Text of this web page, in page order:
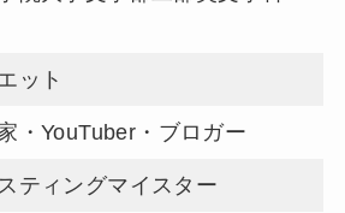
ット
・YouTuber・ブロガー
ティングマイスター